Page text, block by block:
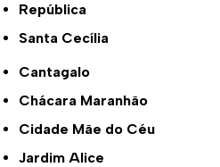
República
Santa Cecília
Cantagalo
Chácara Maranhão
Cidade Mãe do Céu
Jardim Alice